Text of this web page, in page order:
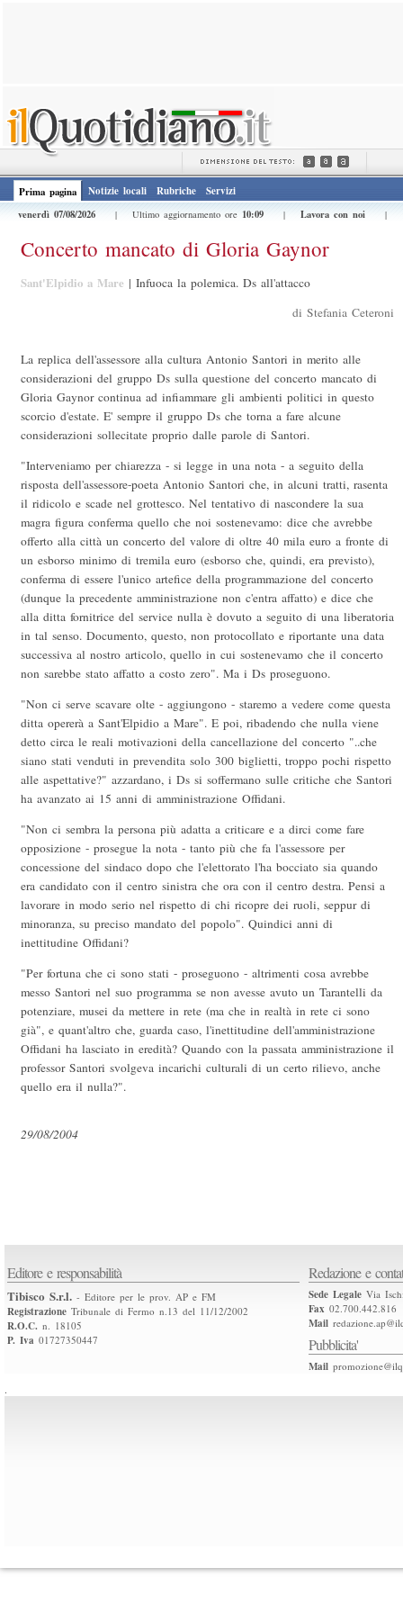
Prima pagina Notizie locali Rubriche
Servizi
venerdì 07/08/2026
| Ultimo aggiornamento ore 10:09 | Lavora con noi |
Concerto mancato di Gloria Gaynor
Sant'Elpidio a Mare | Infuoca la polemica. Ds all'attacco
di Stefania Ceteroni
La replica dell'assessore alla cultura Antonio Santori in merito alle
considerazioni del gruppo Ds sulla questione del concerto mancato di
Gloria Gaynor continua ad infiammare gli ambienti politici in questo
scorcio d'estate. E' sempre il gruppo Ds che torna a fare alcune
considerazioni sollecitate proprio dalle parole di Santori.
"Interveniamo per chiarezza - si legge in una nota - a seguito della
risposta dell'assessore-poeta Antonio Santori che, in alcuni tratti, rasenta
il ridicolo e scade nel grottesco. Nel tentativo di nascondere la sua
magra figura conferma quello che noi sostenevamo: dice che avrebbe
offerto alla città un concerto del valore di oltre 40 mila euro a fronte di
un esborso minimo di tremila euro (esborso che, quindi, era previsto),
conferma di essere l'unico artefice della programmazione del concerto
(dunque la precedente amministrazione non c'entra affatto) e dice che
alla ditta fornitrice del service nulla è dovuto a seguito di una liberatoria
in tal senso. Documento, questo, non protocollato e riportante una data
successiva al nostro articolo, quello in cui sostenevamo che il concerto
non sarebbe stato affatto a costo zero". Ma i Ds proseguono.
"Non ci serve scavare olte - aggiungono - staremo a vedere come questa
ditta opererà a Sant'Elpidio a Mare". E poi, ribadendo che nulla viene
detto circa le reali motivazioni della cancellazione del concerto "..che
siano stati venduti in prevendita solo 300 biglietti, troppo pochi rispetto
alle aspettative?" azzardano, i Ds si soffermano sulle critiche che Santori
ha avanzato ai 15 anni di amministrazione Offidani.
"Non ci sembra la persona più adatta a criticare e a dirci come fare
opposizione - prosegue la nota - tanto più che fa l'assessore per
concessione del sindaco dopo che l'elettorato l'ha bocciato sia quando
era candidato con il centro sinistra che ora con il centro destra. Pensi a
lavorare in modo serio nel rispetto di chi ricopre dei ruoli, seppur di
minoranza, su preciso mandato del popolo". Quindici anni di
inettitudine Offidani?
"Per fortuna che ci sono stati - proseguono - altrimenti cosa avrebbe
messo Santori nel suo programma se non avesse avuto un Tarantelli da
potenziare, musei da mettere in rete (ma che in realtà in rete ci sono
già", e quant'altro che, guarda caso, l'inettitudine dell'amministrazione
Offidani ha lasciato in eredità? Quando con la passata amministrazione il
professor Santori svolgeva incarichi culturali di un certo rilievo, anche
quello era il nulla?".
29/08/2004
Editore e responsabilità
Tibisco S.r.l. - Editore per le prov. AP e FM
Registrazione Tribunale di Fermo n.13 del 11/12/2002
R.O.C. n. 18105
P. Iva 01727350447
Redazione e
Sede Legale Via
Fax 02.700.442.816
Mail
Pubblicita'
Mail
.